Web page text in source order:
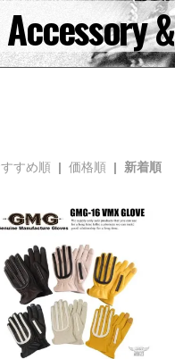
Accessory
すめ順 |価格順 | 新着順